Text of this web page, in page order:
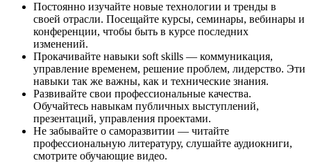
Постоянно изучайте новые технологии и тренды в
своей отрасли. Посещайте курсы, семинары, вебинары и
конференции, чтобы быть в курсе последних
изменений.
Прокачивайте навыки soft skills — коммуникация,
управление временем, решение проблем, лидерство. Эти
навыки так же важны, как и технические знания.
Развивайте свои профессиональные качества.
Обучайтесь навыкам публичных выступлений,
презентаций, управления проектами.
Не забывайте о саморазвитии — читайте
профессиональную литературу, слушайте аудиокниги,
смотрите обучающие видео.